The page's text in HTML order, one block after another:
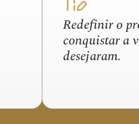
Redefinir o
conquistar a
desejaram.